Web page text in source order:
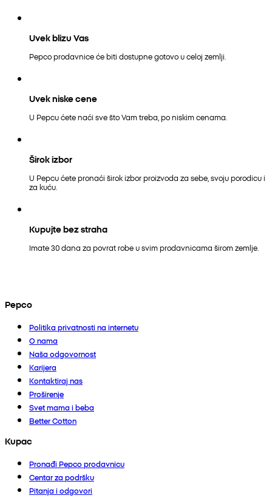
Uvek blizu Vas
Pepco prodavnice će biti dostupne gotovo u celoj zemlji.
Uvek niske cene
U Pepcu ćete naći sve što Vam treba, po niskim cenama.
Širok izbor
U Pepcu ćete pronaći širok izbor proizvoda za sebe, svoju porodicu i
za kuću.
Kupujte bez straha
Imate 30 dana za povrat robe u svim prodavnicama širom zemlje.
Pepco
Politika privatnosti na internetu
O nama
Naša odgovornost
Karijera
Kontaktiraj nas
Proširenje
Svet mama i beba
Better Cotton
Kupac
Pronađi Pepco prodavnicu
Centar za podršku
Pitanja i odgovori